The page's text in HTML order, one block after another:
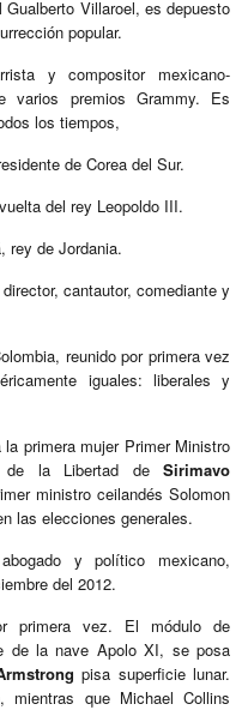
Villaroel, es depuesto
popular.
y compositor mexicano-
varios premios Grammy. Es
los tiempos,
de Corea del Sur.
del rey Leopoldo III.
rey de Jordania.
cantautor, comediante y
reunido por primera vez
iguales: liberales y
primera mujer Primer Ministro
de la Libertad de Sirimavo
ministro ceilandés Solomon
las elecciones generales.
y político mexicano,
del 2012.
primera vez. El módulo de
de la nave Apolo XI, se posa
pisa superficie lunar.
mientras que Michael Collins